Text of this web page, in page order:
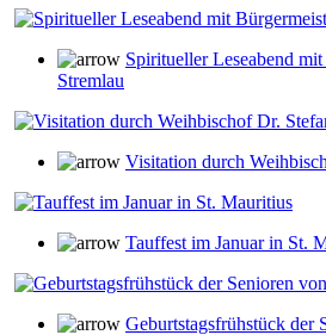
Spiritueller Leseabend
Stremlau
Visitation durch
Tauffest im Januar in St.
Geburtstagsfrühstück der